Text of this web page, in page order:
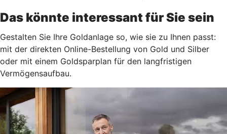
Das könnte interessant für Sie sein
Gestalten Sie Ihre Goldanlage so, wie sie zu Ihnen passt:
mit der direkten Online-Bestellung von Gold und Silber
oder mit einem Goldsparplan für den langfristigen
Vermögensaufbau.